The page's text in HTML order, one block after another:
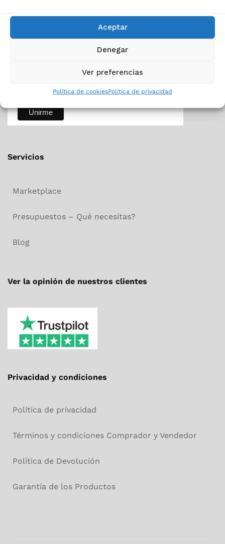
Aceptar
Denegar
Ver preferencias
Política de cookiesPolítica de privacidad
Recibe artículos, novedades y
Dirección de correo electrónico *
Servicios
Marketplace
Presupuestos – Qué necesitas?
Blog
Ver la opinión de nuestros clientes
Privacidad y condiciones
Política de privacidad
Términos y condiciones Comprador y Vendedor
Política de Devolución
Garantía de los Productos